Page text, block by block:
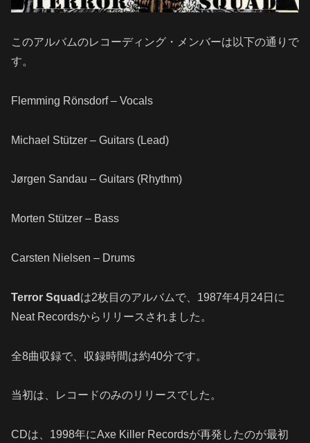
このアルバムのレコーディング・メンバーは以下の通りで
す。
Flemming Rönsdorf – Vocals
Michael Stützer – Guitars (Lead)
Jørgen Sandau – Guitars (Rhythm)
Morten Stützer – Bass
Carsten Nielsen – Drums
Terror Squad は2枚目のアルバムで、1987年4月24日に
Neat Recordsからリリースされました。
全8曲収録で、収録時間は約40分です。
当初は、レコードのみのリリースでした。
CDは、1998年にAxe Killer Recordsが再発したのが最初